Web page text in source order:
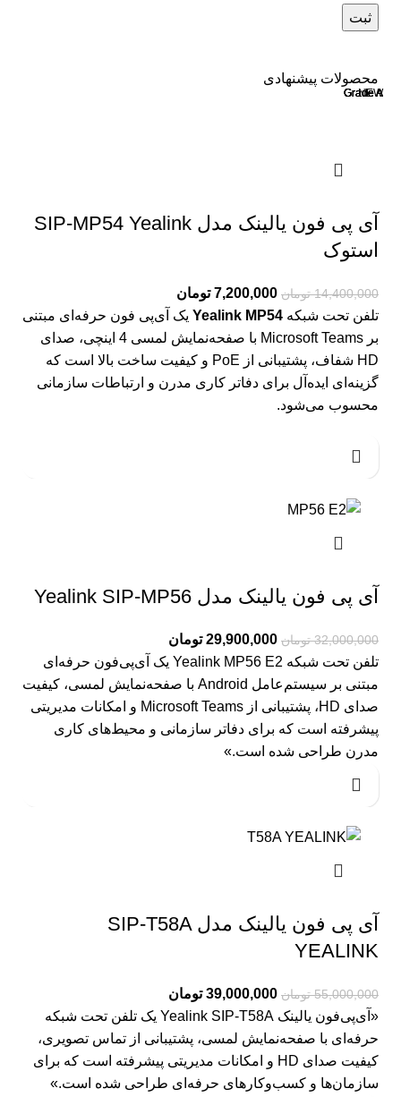
محصولات پیشنهادی
Grade A
آی پی فون یالینک مدل SIP-MP54 Yealink
استوک
14,400,000 تومان 7,200,000 تومان
تلفن تحت شبکه Yealink MP54 یک آی‌پی فون حرفه‌ای مبتنی
بر Microsoft Teams با صفحه‌نمایش لمسی 4 اینچی، صدای
HD شفاف، پشتیبانی از PoE و کیفیت ساخت بالا است که
گزینه‌ای ایده‌آل برای دفاتر کاری مدرن و ارتباطات سازمانی
محسوب می‌شود.
Grade A
آی پی فون یالینک مدل Yealink SIP-MP56
32,000,000 تومان 29,900,000 تومان
تلفن تحت شبکه Yealink MP56 E2 یک آی‌پی‌فون حرفه‌ای
مبتنی بر سیستم‌عامل Android با صفحه‌نمایش لمسی، کیفیت
صدای HD، پشتیبانی از Microsoft Teams و امکانات مدیریتی
پیشرفته است که برای دفاتر سازمانی و محیط‌های کاری
مدرن طراحی شده است.»
NEW
آی پی فون یالینک مدل SIP-T58A
YEALINK
55,000,000 تومان 39,000,000 تومان
«آی‌پی‌فون یالینک Yealink SIP‑T58A یک تلفن تحت شبکه
حرفه‌ای با صفحه‌نمایش لمسی، پشتیبانی از تماس تصویری،
کیفیت صدای HD و امکانات مدیریتی پیشرفته است که برای
سازمان‌ها و کسب‌وکارهای حرفه‌ای طراحی شده است.»
Grade A
Grade A
Grade A